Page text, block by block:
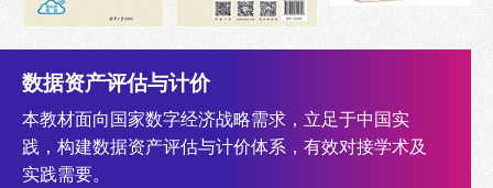
数据资产评估与计价
本教材面向国家数字经济战略需求，立足于中国实
践，构建数据资产评估与计价体系，有效对接学术及
实践需要。